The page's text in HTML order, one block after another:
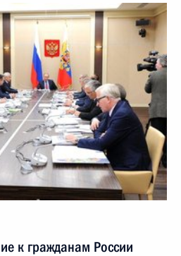
к гражданам России